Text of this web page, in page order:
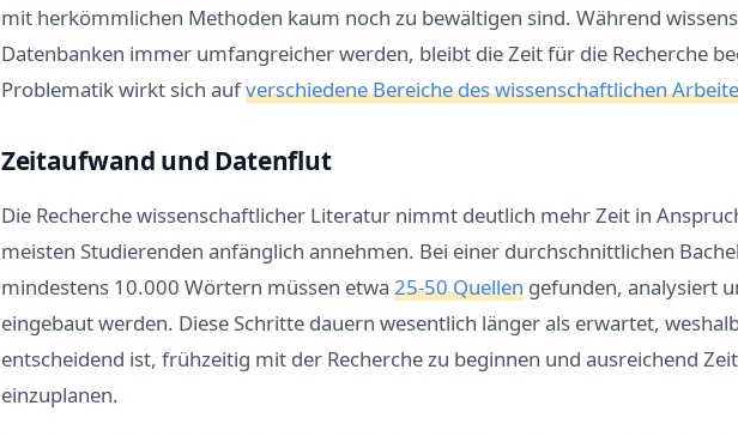
mit herkömmlichen Methoden kaum noch zu bewältigen sind. Während
Datenbanken immer umfangreicher werden, bleibt die Zeit für die Recherche
Problematik wirkt sich aufverschiedene Bereiche des wissenschaftlichen
Zeitaufwand und Datenflut
Die Recherche wissenschaftlicher Literatur nimmt deutlich mehr Zeit in
meisten Studierenden anfänglich annehmen. Bei einer durchschnittlichen
mindestens 10.000 Wörtern müssen etwa 25-50 Quellen gefunden, analysiert
eingebaut werden. Diese Schritte dauern wesentlich länger als erwartet,
entscheidend ist, frühzeitig mit der Recherche zu beginnen und ausreichend
einzuplanen.